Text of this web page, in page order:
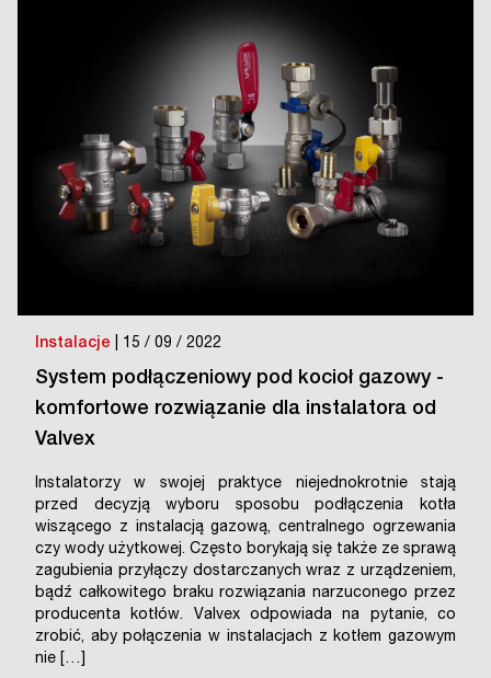
Instalacje | 15 / 09 / 2022
System podłączeniowy pod kocioł gazowy -
komfortowe rozwiązanie dla instalatora od
Valvex
Instalatorzy w swojej praktyce niejednokrotnie stają
przed decyzją wyboru sposobu podłączenia kotła
wiszącego z instalacją gazową, centralnego ogrzewania
czy wody użytkowej. Często borykają się także ze sprawą
zagubienia przyłączy dostarczanych wraz z urządzeniem,
bądź całkowitego braku rozwiązania narzuconego przez
producenta kotłów. Valvex odpowiada na pytanie, co
zrobić, aby połączenia w instalacjach z kotłem gazowym
nie […]